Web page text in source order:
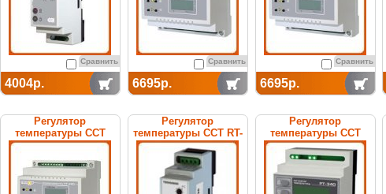
Сравнить
4004р.
Сравнить
6695р.
Сравнить
6695р.
Регулятор
температуры ССТ
РТ-220 электронный
Регулятор
температуры ССТ RT-
200E (teplodor)
электронный
Регулятор
температуры ССТ
РТ-340 электронный